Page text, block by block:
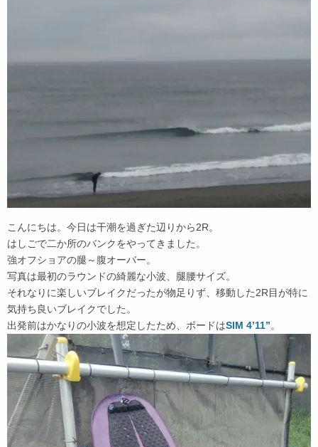
こんにちは。今日は干潮を過ぎた辺りから2R。
はしごで二か所のバンクをやってきました。
強オフショアの腿～腹オーバー。
写真は最初のラウンドの綺麗な小波、腿腰サイズ。
それなりに楽しいブレイクだったが物足りず、移動した2R目が特に
気持ち良いブレイクでした。
出発前はかなりの小波を想定したため、ボードはSIM 4’11”。